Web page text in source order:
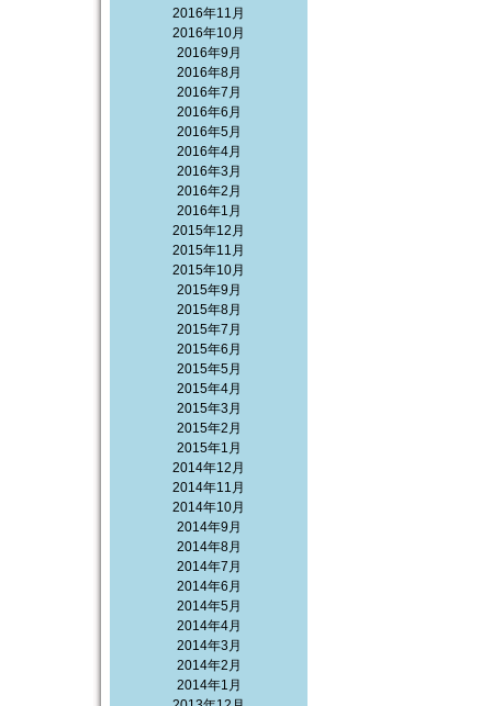
2016年11月
2016年10月
2016年9月
2016年8月
2016年7月
2016年6月
2016年5月
2016年4月
2016年3月
2016年2月
2016年1月
2015年12月
2015年11月
2015年10月
2015年9月
2015年8月
2015年7月
2015年6月
2015年5月
2015年4月
2015年3月
2015年2月
2015年1月
2014年12月
2014年11月
2014年10月
2014年9月
2014年8月
2014年7月
2014年6月
2014年5月
2014年4月
2014年3月
2014年2月
2014年1月